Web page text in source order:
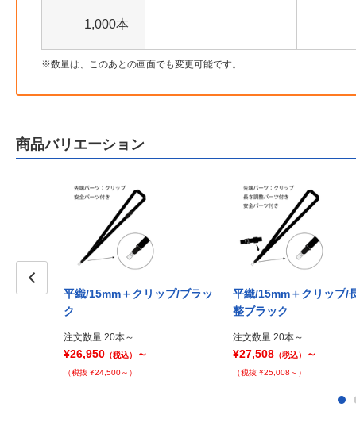
1,000本
数量は、このあとの画面でも変更可能です。
商品バリエーション
平織/15mm＋クリップ/ブラッ
ク
注文数量 20本～
¥26,950 （税込） ～
（税抜 ¥24,500～）
平織/15mm＋クリップ/
整ブラック
注文数量 20本～
¥27,508 （税込） ～
（税抜 ¥25,008～）